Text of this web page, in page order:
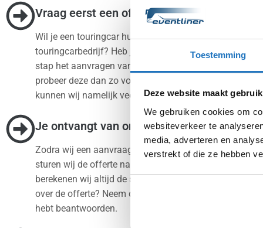
Toestemming
Deze website maakt
We gebruiken cookies om
websiteverkeer te
media, adverteren en
verstrekt of die ze hebben
Vraag eerst een offerte aan
Wil je een touringcar huren en ben je daarvoor op zoek
touringcarbedrijf? Heb je een bedrijf gevonden? Dan is
stap het aanvragen van een offerte. Als je een offerte
probeer deze dan zo volledig mogelijk in te vullen. Op
kunnen wij namelijk veel sneller de offerte naar jou
Je ontvangt van ons een scherpe prijs
Zodra wij een aanvraag ontvangen behandelen wij
sturen wij de offerte naar jou op. Bij het maken van
berekenen wij altijd de scherpste prijs voor jou. Heb je
over de offerte? Neem dan contact op en wij zullen alle
hebt beantwoorden.